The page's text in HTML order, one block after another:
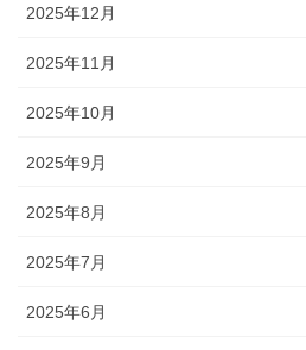
2025年12月
2025年11月
2025年10月
2025年9月
2025年8月
2025年7月
2025年6月